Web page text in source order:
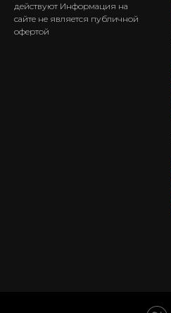
действуют Информация на
сайте не является публичной
офертой